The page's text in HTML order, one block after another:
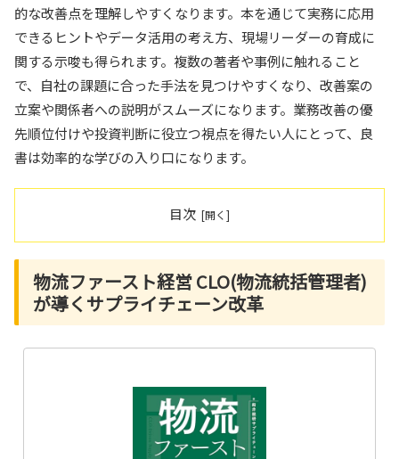
的な改善点を理解しやすくなります。本を通じて実務に応用
できるヒントやデータ活用の考え方、現場リーダーの育成に
関する示唆も得られます。複数の著者や事例に触れること
で、自社の課題に合った手法を見つけやすくなり、改善案の
立案や関係者への説明がスムーズになります。業務改善の優
先順位付けや投資判断に役立つ視点を得たい人にとって、良
書は効率的な学びの入り口になります。
目次
物流ファースト経営 CLO(物流統括管理者)
が導くサプライチェーン改革